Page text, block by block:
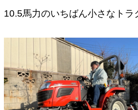
10.5馬力のいちばん小さなト